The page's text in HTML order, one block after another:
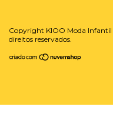
Copyright KIOO Moda Infantil
direitos reservados.